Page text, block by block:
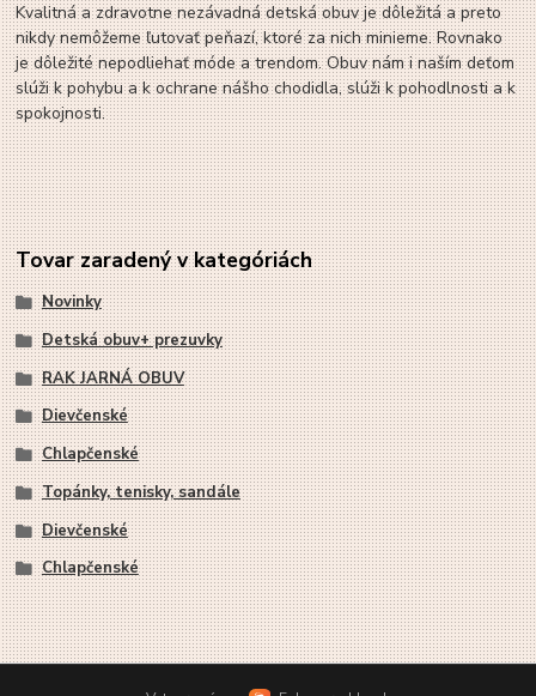
Kvalitná a zdravotne nezávadná detská obuv je dôležitá a preto
nikdy nemôžeme ľutovať peňazí, ktoré za nich minieme. Rovnako
je dôležité nepodliehať móde a trendom. Obuv nám i naším deťom
slúži k pohybu a k ochrane nášho chodidla, slúži k pohodlnosti a k
spokojnosti.
Tovar zaradený v kategóriách
Novinky
Detská obuv+ prezuvky
RAK JARNÁ OBUV
Dievčenské
Chlapčenské
Topánky, tenisky, sandále
Dievčenské
Chlapčenské